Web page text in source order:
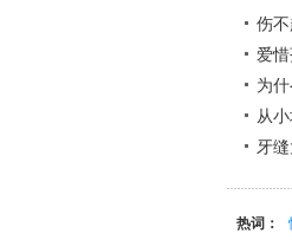
伤
爱
为
从
牙
热词：